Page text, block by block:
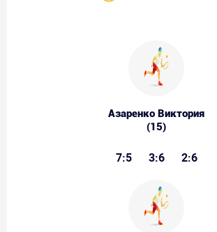
Азаренко Виктория
(15)
7:5 3:6 2:6